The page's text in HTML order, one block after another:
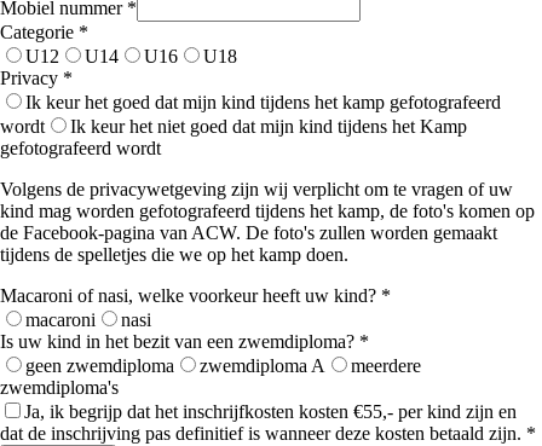
Mobiel nummer *
Categorie *
U12
U14 U16
U18
Privacy *
Ik keur het goed dat mijn kind tijdens het kamp gefotografeerd
wordt
Ik keur het niet goed dat mijn kind tijdens het Kamp
gefotografeerd wordt
Volgens de privacywetgeving zijn wij verplicht om te vragen of uw
kind mag worden gefotografeerd tijdens het kamp, de foto's komen op
de Facebook-pagina van ACW. De foto's zullen worden gemaakt
tijdens de spelletjes die we op het kamp doen.
Macaroni of nasi, welke voorkeur heeft uw kind? *
macaroni
nasi
Is uw kind in het bezit van een zwemdiploma? *
geen zwemdiploma
zwemdiploma A
meerdere
zwemdiploma's
Ja, ik begrijp dat het inschrijfkosten kosten €55,- per kind zijn en
dat de inschrijving pas definitief is wanneer deze kosten betaald zijn. *